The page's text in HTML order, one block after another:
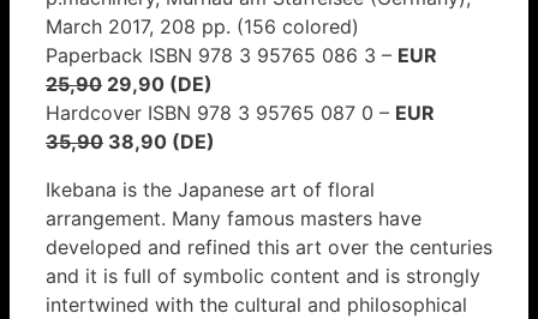
March 2017, 208 pp. (156 colored)
Paperback ISBN 978 3 95765 086 3 – EUR
25,90 29,90 (DE)
Hardcover ISBN 978 3 95765 087 0 – EUR
35,90 38,90 (DE)
Ikebana is the Japanese art of floral
arrangement. Many famous masters have
developed and refined this art over the centuries
and it is full of symbolic content and is strongly
intertwined with the cultural and philosophical